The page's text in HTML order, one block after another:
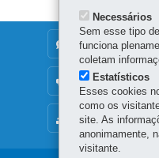
MAPA DO SITE
DENUNCIE
OUVIDORIA
Necessários
Sem esse tipo
funciona
coletam
Estatísticos
Esses cookies
como os
site. As
anonimamente,
visitante.